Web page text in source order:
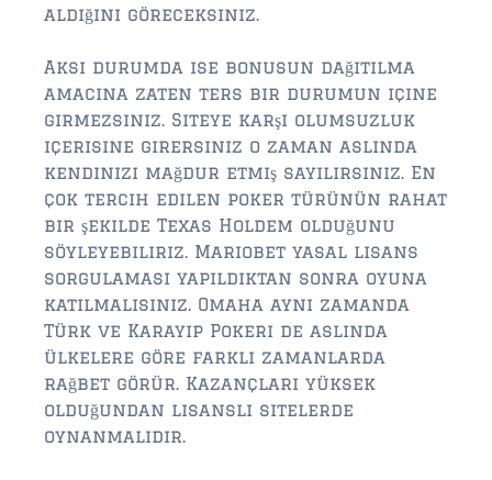
$500,000 – $750,000
$750,000 – $1,000,000
$1,000,000 – $2,000,000
$2,000,000 and up
PRESALE TICKETS
aldığını göreceksiniz.
Aksi durumda ise bonusun dağıtılma
amacına zaten ters bir durumun içine
girmezsiniz. Siteye karşı olumsuzluk
içerisine girersiniz o zaman aslında
kendinizi mağdur etmiş sayılırsınız. En
çok tercih edilen poker türünün rahat
bir şekilde Texas Holdem olduğunu
söyleyebiliriz. Mariobet yasal lisans
sorgulaması yapıldıktan sonra oyuna
katılmalısınız. Omaha aynı zamanda
Türk ve Karayip Pokeri de aslında
ülkelere göre farklı zamanlarda
rağbet görür. Kazançları yüksek
olduğundan lisanslı sitelerde
oynanmalıdır.